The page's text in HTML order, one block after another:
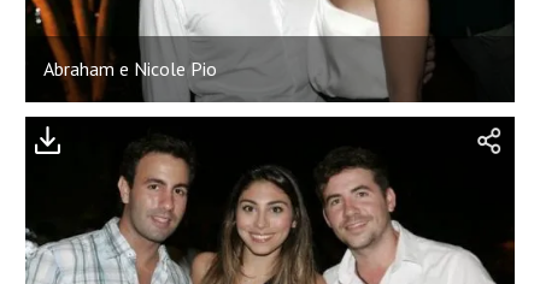
Abraham e Nicole Pio